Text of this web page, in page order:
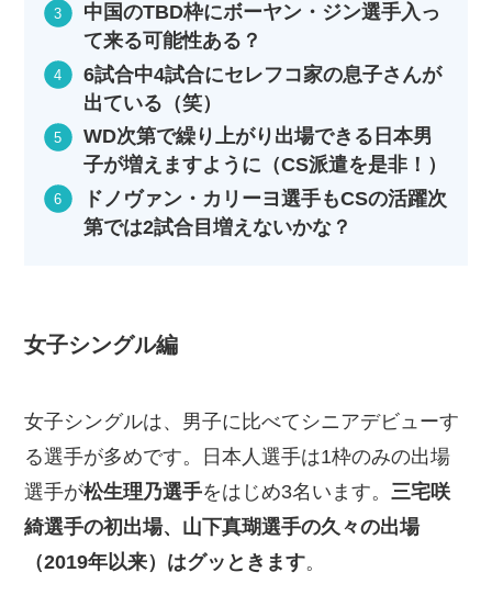
中国のTBD枠にボーヤン・ジン選手入っ
て来る可能性ある？
6試合中4試合にセレフコ家の息子さんが
出ている（笑）
WD次第で繰り上がり出場できる日本男
子が増えますように（CS派遣を是非！）
ドノヴァン・カリーヨ選手もCSの活躍次
第では2試合目増えないかな？
女子シングル編
女子シングルは、男子に比べてシニアデビューす
る選手が多めです。日本人選手は1枠のみの出場
選手が松生理乃選手をはじめ3名います。 三宅咲
綺選手の初出場、山下真瑚選手の久々の出場
（2019年以来）はグッときます。